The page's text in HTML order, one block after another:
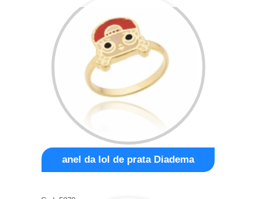
anel da lol de prata Diadema